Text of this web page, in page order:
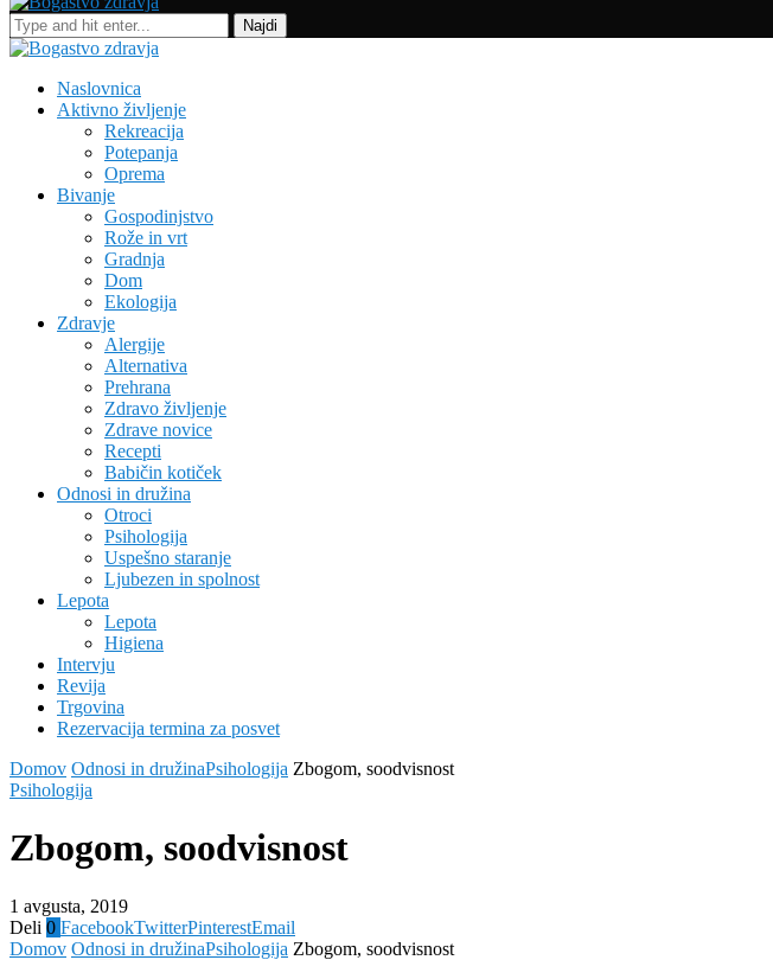
Najdi
Naslovnica
Aktivno življenje
Rekreacija
Potepanja
Oprema
Bivanje
Gospodinjstvo
Rože in vrt
Gradnja
Dom
Ekologija
Zdravje
Alergije
Alternativa
Prehrana
Zdravo življenje
Zdrave novice
Recepti
Babičin kotiček
Odnosi in družina
Otroci
Psihologija
Uspešno staranje
Ljubezen in spolnost
Lepota
Lepota
Higiena
Intervju
Revija
Trgovina
Rezervacija termina za posvet
Domov Odnosi in družinaPsihologija Zbogom, soodvisnost
Psihologija
Zbogom, soodvisnost
1 avgusta, 2019
Deli 0 FacebookTwitterPinterestEmail
Domov Odnosi in družinaPsihologija Zbogom, soodvisnost